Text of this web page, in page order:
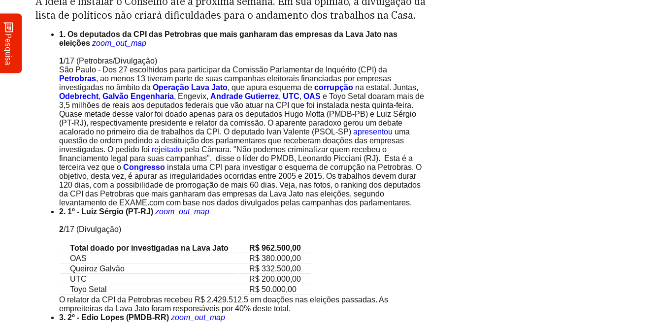
Pesquisa
lista de políticos não criará dificuldades para o andamento dos trabalhos na Casa.
1. Os deputados da CPI das Petrobras que mais ganharam das empresas da Lava Jato nas
eleições zoom_out_map
1/17 (Petrobras/Divulgação)
São Paulo - Dos 27 escolhidos para participar da Comissão Parlamentar de Inquérito (CPI) da
Petrobras, ao menos 13 tiveram parte de suas campanhas eleitorais financiadas por empresas
investigadas no âmbito da Operação Lava Jato, que apura esquema de corrupção na estatal. Juntas,
Odebrecht, Galvão Engenharia, Engevix, Andrade Gutierrez, UTC, OAS e Toyo Setal doaram mais de
3,5 milhões de reais aos deputados federais que vão atuar na CPI que foi instalada nesta quinta-feira.
Quase metade desse valor foi doado apenas para os deputados Hugo Motta (PMDB-PB) e Luiz Sérgio
(PT-RJ), respectivamente presidente e relator da comissão. O aparente paradoxo gerou um debate
acalorado no primeiro dia de trabalhos da CPI. O deputado Ivan Valente (PSOL-SP) apresentou uma
questão de ordem pedindo a destituição dos parlamentares que receberam doações das empresas
investigadas. O pedido foi rejeitado pela Câmara. "Não podemos criminalizar quem recebeu o
financiamento legal para suas campanhas", disse o líder do PMDB, Leonardo Picciani (RJ). Esta é a
terceira vez que o Congresso instala uma CPI para investigar o esquema de corrupção na Petrobras. O
objetivo, desta vez, é apurar as irregularidades ocorridas entre 2005 e 2015. Os trabalhos devem durar
120 dias, com a possibilidade de prorrogação de mais 60 dias. Veja, nas fotos, o ranking dos deputados
da CPI das Petrobras que mais ganharam das empresas da Lava Jato nas eleições, segundo
levantamento de EXAME.com com base nos dados divulgados pelas campanhas dos parlamentares.
2. 1º - Luiz Sérgio (PT-RJ) zoom_out_map
2/17 (Divulgação)
Total doado por investigadas na Lava Jato
R$ 962.500,00
OAS
R$ 380.000,00
Queiroz Galvão
R$ 332.500,00
UTC
R$ 200.000,00
Toyo Setal
R$ 50.000,00
O relator da CPI da Petrobras recebeu R$ 2.429.512,5 em doações nas eleições passadas. As
empreiteiras da Lava Jato foram responsáveis por 40% deste total.
3. 2º - Edio Lopes (PMDB-RR) zoom_out_map